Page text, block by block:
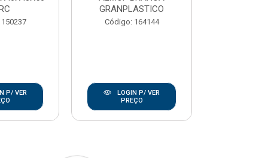
P/ VER
GRANPLASTICO
Código: 164144
LOGIN P/ VER
PREÇO